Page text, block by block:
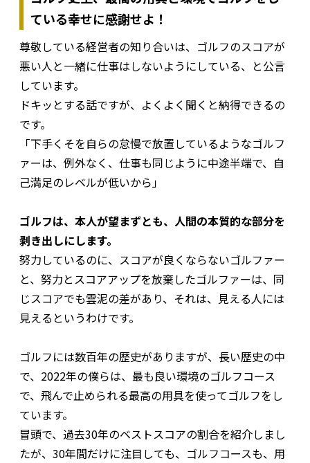
ている幸せに感謝せよ！
尊敬している経営者の知り合いは、ゴルフのスコアが
悪い人と一緒に仕事はしないようにしている、と公言
しています。
ドキッとする話ですが、よくよく聞くと納得できるの
です。
「下手くそを自らの怠慢で放置しているようなゴルフ
ァーは、例外なく、仕事も同じように中途半端で、自
己満足のレベルが低いから」
ゴルフは、本人が望まずとも、人間の本質的な部分を
剥き出しにします。
努力しているのに、スコアが良くならないゴルファー
と、努力とスコアアップを放棄したゴルファーは、同
じスコアでも雲泥の差があり、それは、見える人には
見えるというわけです。
ゴルフには数百年の歴史がありますが、長い歴史の中
で、2022年の僕らは、最も良い環境のゴルフコース
で、飛んで止められる最高の用具を使ってゴルフをし
ています。
冒頭で、過去30年のベストスコアの割合を紹介しまし
たが、30年間だけに注目しても、ゴルフコースも、用